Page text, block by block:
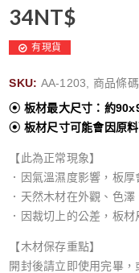
34NT$
有現貨
SKU: AA-1203, 商品條
⦿ 板材最大尺寸：約
⦿ 板材尺寸可能會因原料
【此為正常現象】
．因氣溫濕度影響，板
．天然木材在外觀、色
．因裁切上的公差，板
【木材保存重點】
開封後請立即使用完畢